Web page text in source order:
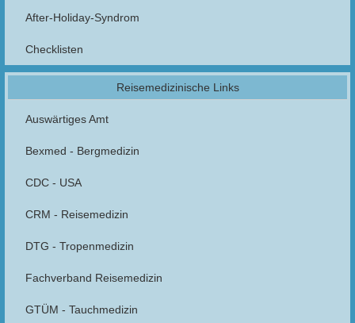
After-Holiday-Syndrom
Checklisten
Reisemedizinische Links
Auswärtiges Amt
Bexmed - Bergmedizin
CDC - USA
CRM - Reisemedizin
DTG - Tropenmedizin
Fachverband Reisemedizin
GTÜM - Tauchmedizin